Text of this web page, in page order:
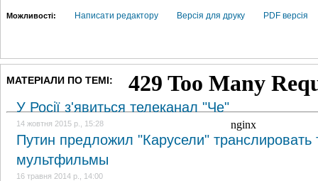
Можливості: Написати редактору Версія для друку PDF версія
МАТЕРІАЛИ ПО ТЕМІ:
У Росії з'явиться телеканал "Че"
14 жовтня 2015 р., 15:28
Путин предложил "Карусели" транслировать
мультфильмы
16 травня 2014 р., 14:00